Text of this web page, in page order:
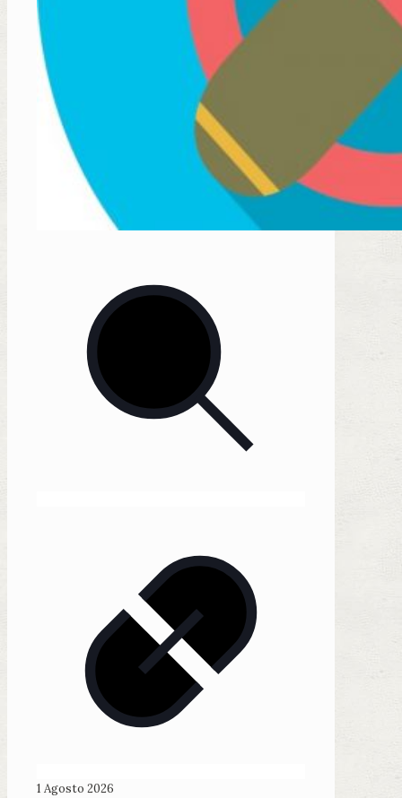
1 Agosto 2026